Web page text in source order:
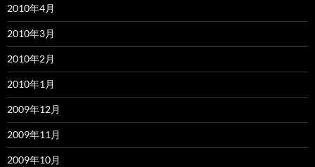
2010年4月
2010年3月
2010年2月
2010年1月
2009年12月
2009年11月
2009年10月